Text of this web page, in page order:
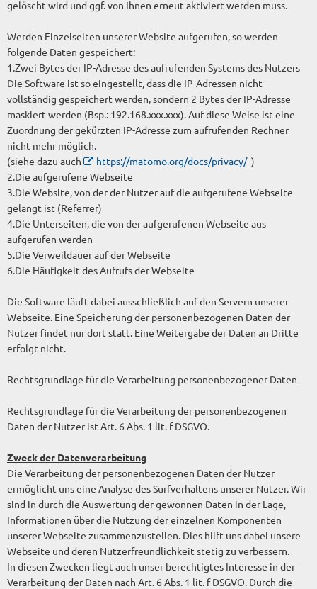
gelöscht wird und ggf. von Ihnen erneut aktiviert werden muss.
Werden Einzelseiten unserer Website aufgerufen, so werden
folgende Daten gespeichert:
1.Zwei Bytes der IP-Adresse des aufrufenden Systems des Nutzers
Die Software ist so eingestellt, dass die IP-Adressen nicht
vollständig gespeichert werden, sondern 2 Bytes der IP-Adresse
maskiert werden (Bsp.: 192.168.xxx.xxx). Auf diese Weise ist eine
Zuordnung der gekürzten IP-Adresse zum aufrufenden Rechner
nicht mehr möglich.
(siehe dazu auch
https://matomo.org/docs/privacy/)
2.Die aufgerufene Webseite
3.Die Website, von der der Nutzer auf die aufgerufene Webseite
gelangt ist (Referrer)
4.Die Unterseiten, die von der aufgerufenen Webseite aus
aufgerufen werden
5.Die Verweildauer auf der Webseite
6.Die Häufigkeit des Aufrufs der Webseite
Die Software läuft dabei ausschließlich auf den Servern unserer
Webseite. Eine Speicherung der personenbezogenen Daten der
Nutzer findet nur dort statt. Eine Weitergabe der Daten an Dritte
erfolgt nicht.
Rechtsgrundlage für die Verarbeitung personenbezogener Daten
Rechtsgrundlage für die Verarbeitung der personenbezogenen
Daten der Nutzer ist Art. 6 Abs. 1 lit. f DSGVO.
Zweck der Datenverarbeitung
Die Verarbeitung der personenbezogenen Daten der Nutzer
ermöglicht uns eine Analyse des Surfverhaltens unserer Nutzer. Wir
sind in durch die Auswertung der gewonnen Daten in der Lage,
Informationen über die Nutzung der einzelnen Komponenten
unserer Webseite zusammenzustellen. Dies hilft uns dabei unsere
Webseite und deren Nutzerfreundlichkeit stetig zu verbessern.
In diesen Zwecken liegt auch unser berechtigtes Interesse in der
Verarbeitung der Daten nach Art. 6 Abs. 1 lit. f DSGVO. Durch die